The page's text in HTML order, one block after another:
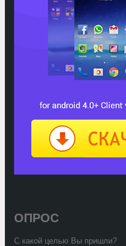
ОПРОС
С какой целью Вы пришли?